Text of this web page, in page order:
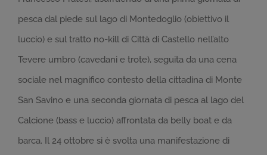
pesca dal piede sul lago di Montedoglio (obiettivo il
luccio) e sul tratto no-kill di Città di Castello nell’alto
Tevere umbro (cavedani e trote), seguita da una cena
sociale nel magnifico contesto della cittadina di Monte
San Savino e una seconda giornata di pesca al lago del
Calcione (bass e luccio) affrontata da belly boat e da
barca. Il 24 ottobre si è svolta una manifestazione di